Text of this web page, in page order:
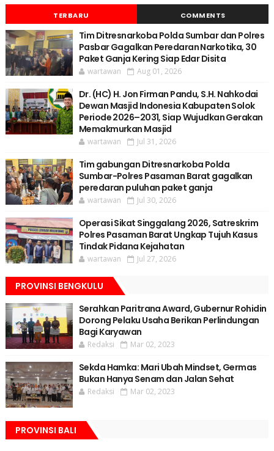
TERBARU COMMENTS
Tim Ditresnarkoba Polda Sumbar dan Polres
Pasbar Gagalkan Peredaran Narkotika, 30
Paket Ganja Kering Siap Edar Disita
wartawan Aug 01, 2026
Dr. (HC) H. Jon Firman Pandu, S.H. Nahkodai
Dewan Masjid Indonesia Kabupaten Solok
Periode 2026–2031, Siap Wujudkan Gerakan
Memakmurkan Masjid
wartawan Jul 31, 2026
Tim gabungan Ditresnarkoba Polda
Sumbar-Polres Pasaman Barat gagalkan
peredaran puluhan paket ganja
wartawan Jul 30, 2026
Operasi Sikat Singgalang 2026, Satreskrim
Polres Pasaman Barat Ungkap Tujuh Kasus
Tindak Pidana Kejahatan
wartawan Jul 27, 2026
PROVINSI BENGKULU
Serahkan Paritrana Award, Gubernur Rohidin
Dorong Pelaku Usaha Berikan Perlindungan
Bagi Karyawan
Redaksi Mar 02, 2023
Sekda Hamka: Mari Ubah Mindset, Germas
Bukan Hanya Senam dan Jalan Sehat
Redaksi Mar 02, 2023
PROVINSI BALI